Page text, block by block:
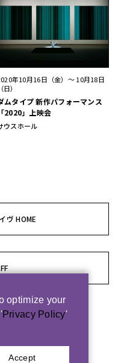
年10月16日（金）～ 10月18日
（日）
ムタイプ 新作パフォーマンス
「2020」上映会
ウスホール
ヴ HOME
optimize your
Privacy Policy'
Accept